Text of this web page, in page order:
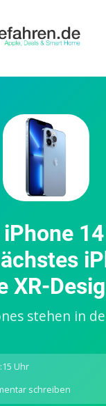
XR-
stehen in
Uhr
schreiben